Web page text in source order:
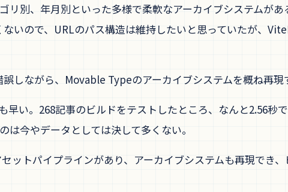
リ別、年月別といった多様で柔軟なアーカイブシステムが
いので、URLのパス構造は維持したいと思っていたが、
しながら、Movable Typeのアーカイブシステムを概ね再現
早い。268記事のビルドをテストしたところ、なんと2.56秒
は今やデータとしては決して多くない。
ットパイプラインがあり、アーカイブシステムも再現でき